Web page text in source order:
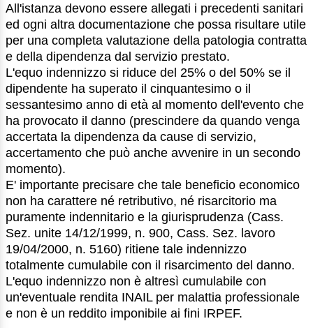
All'istanza devono essere allegati i precedenti sanitari
ed ogni altra documentazione che possa risultare utile
per una completa valutazione della patologia contratta
e della dipendenza dal servizio prestato.
L'equo indennizzo si riduce del 25% o del 50% se il
dipendente ha superato il cinquantesimo o il
sessantesimo anno di età al momento dell'evento che
ha provocato il danno (prescindere da quando venga
accertata la dipendenza da cause di servizio,
accertamento che può anche avvenire in un secondo
momento).
E' importante precisare che tale beneficio economico
non ha carattere né retributivo, né risarcitorio ma
puramente indennitario e la giurisprudenza (Cass.
Sez. unite 14/12/1999, n. 900, Cass. Sez. lavoro
19/04/2000, n. 5160) ritiene tale indennizzo
totalmente cumulabile con il risarcimento del danno.
L'equo indennizzo non è altresì cumulabile con
un'eventuale rendita INAIL per malattia professionale
e non è un reddito imponibile ai fini IRPEF.